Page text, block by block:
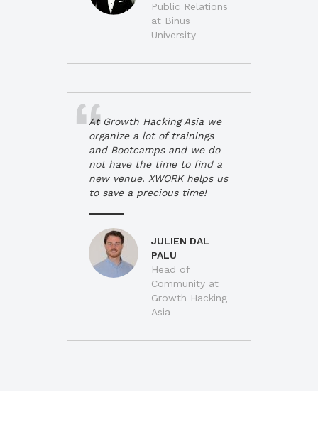
Public Relations
at Binus
University
At Growth Hacking Asia we
organize a lot of trainings
and Bootcamps and we do
not have the time to find a
new venue. XWORK helps us
to save a precious time!
JULIEN DAL
PALU
Head of
Community at
Growth Hacking
Asia